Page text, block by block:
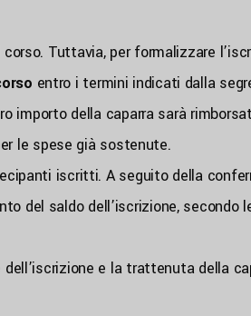
Tuttavia, per formalizzare
entro i termini indicati dalla
importo della caparra sarà
le spese già sostenute.
iscritti. A seguito della
del saldo dell’iscrizione, secondo
e la trattenuta della